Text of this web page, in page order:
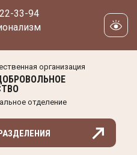
33-94
организация
отделение